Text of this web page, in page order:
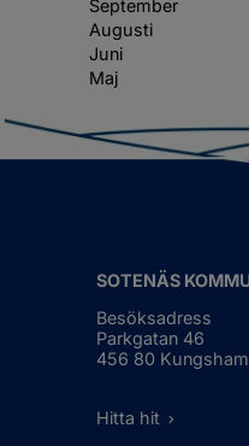
September
Augusti
Juni
Maj
SOTENÄS
Besöksadress
Parkgatan 46
456 80
Hitta hit